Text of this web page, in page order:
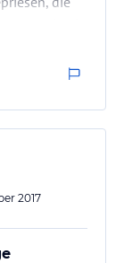
2017